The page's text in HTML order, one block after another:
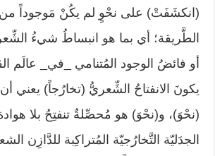
(انكشَفَتْ) على نحْوٍ لم يكُنْ مَوجوداً من
الطَّريقة؛ أي بما هو انبساطُ شيءُ
أو فائضُ الوجود المُتنامي _في_ عالَم
يكونَ الانفتاحُ الشِّعريُّ (تخارُجاً) يعني
(نحْوَ)، و(نحْوَ) هو مُحصِّلةٌ تنفتِحُ بلا
الجدَليّة التَّخارُجيّة المُتراكِبة للدَّازِن